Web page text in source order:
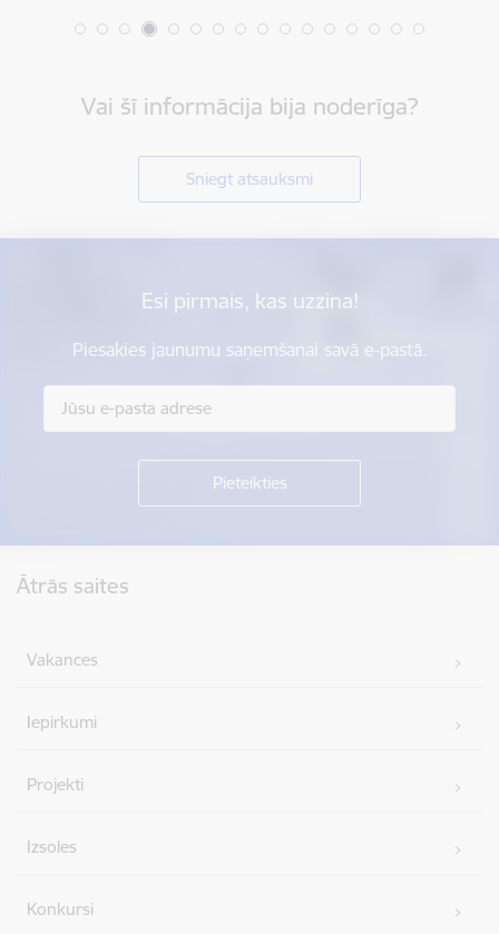
Vai šī informācija bija noderīga?
Sniegt atsauksmi
Esi pirmais, kas uzzina!
Piesakies jaunumu saņemšanai savā e-pastā.
Ātrās saites
Vakances
Iepirkumi
Projekti
Izsoles
Konkursi